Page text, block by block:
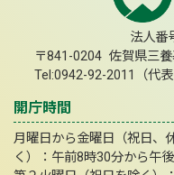
法人番
〒841-0204 佐賀県三
Tel:0942-92-2011（代
開庁時間
月曜日から金曜日（祝日、
く）：午前8時30分から午